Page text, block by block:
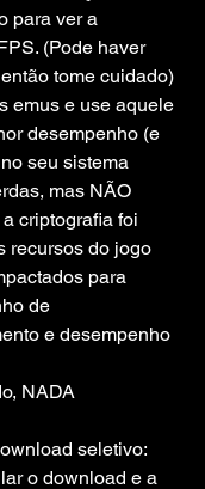
para ver a
(Pode haver
tome cuidado)
emus e use aquele
desempenho (e
seu sistema
mas NÃO
criptografia foi
recursos do jogo
para
de
e desempenho
NADA
seletivo:
o download e a